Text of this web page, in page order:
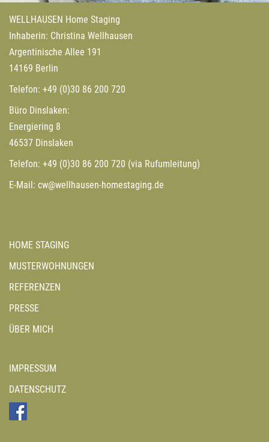
WELLHAUSEN Home Staging
Inhaberin: Christina Wellhausen
Argentinische Allee 191
14169 Berlin
Telefon: +49 (0)30 86 200 720
Büro Dinslaken:
Energiering 8
46537 Dinslaken
Telefon: +49 (0)30 86 200 720 (via Rufumleitung)
E-Mail: cw@wellhausen-homestaging.de
HOME STAGING
MUSTERWOHNUNGEN
REFERENZEN
PRESSE
ÜBER MICH
IMPRESSUM
DATENSCHUTZ